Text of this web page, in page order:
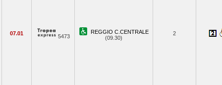
07.01 5473
REGGIO C.CENTRALE
(09.30)
2